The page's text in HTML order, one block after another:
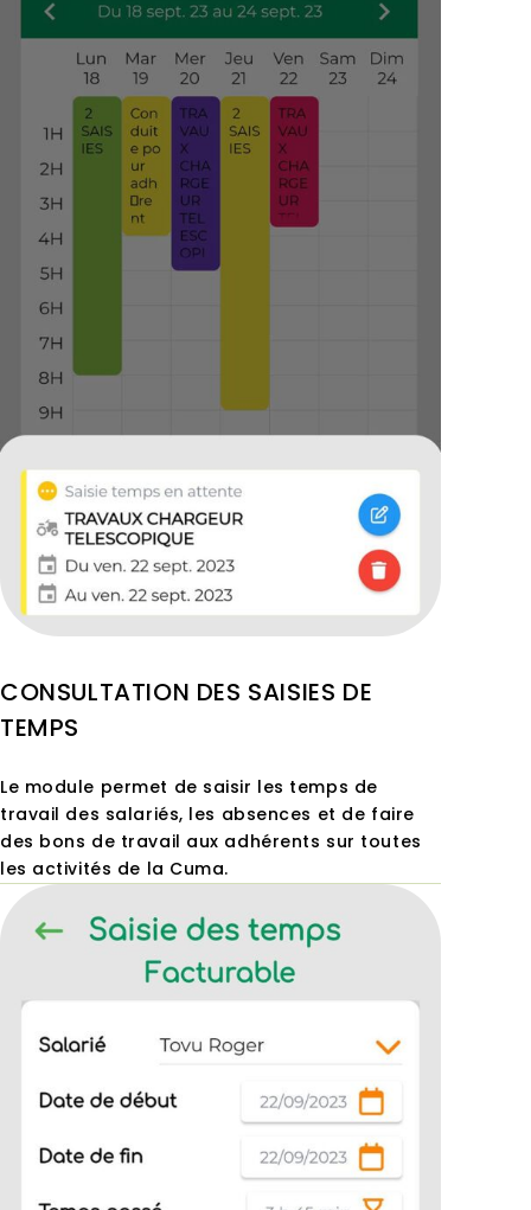
CONSULTATION DES SAISIES DE
TEMPS
Le module permet de saisir les temps de
travail des salariés, les absences et de faire
des bons de travail aux adhérents sur toutes
les activités de la Cuma.